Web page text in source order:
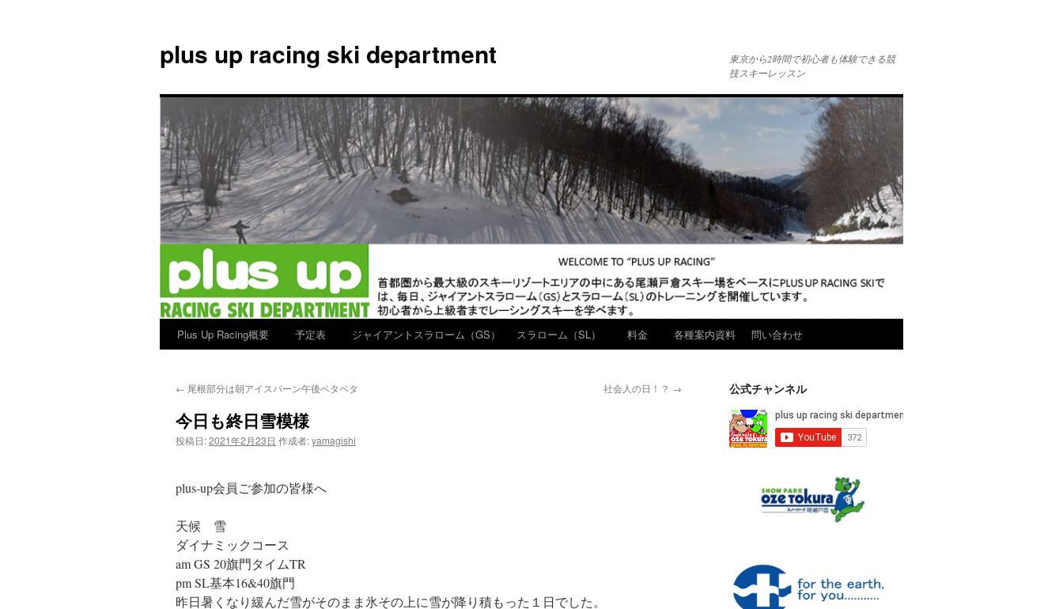
plus up racing ski department
東京から2時間で初心者も体験できる競
技スキーレッスン
ン
へ
Plus Up Racing概要 予定表 ジャイアントスラローム（GS） スラローム（SL） 料金 各種案内資料 問い合わせ
← 尾根部分は朝アイスバーン午後ベタベタ 社会人の日！？ →
今日も終日雪模様
投稿日:2021年2月23日 作成者:yamagishi
plus-up会員ご参加の皆様へ
天候 雪
ダイナミックコース
am GS 20旗門タイムTR
pm SL基本16&40旗門
昨日暑くなり緩んだ雪がそのまま氷その上に雪が降り積もった１日でした。
公式チャンネル